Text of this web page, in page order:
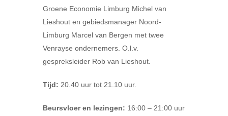
Groene Economie Limburg Michel van
Lieshout en gebiedsmanager Noord-
Limburg Marcel van Bergen met twee
Venrayse ondernemers. O.l.v.
gespreksleider Rob van Lieshout.
Tijd: 20.40 uur tot 21.10 uur.
Beursvloer en lezingen: 16:00 – 21:00 uur